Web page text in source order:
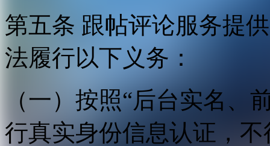
第五条 跟帖评论服务提
法履行以下义务：
（一）按照“后台实名、
行真实身份信息认证，